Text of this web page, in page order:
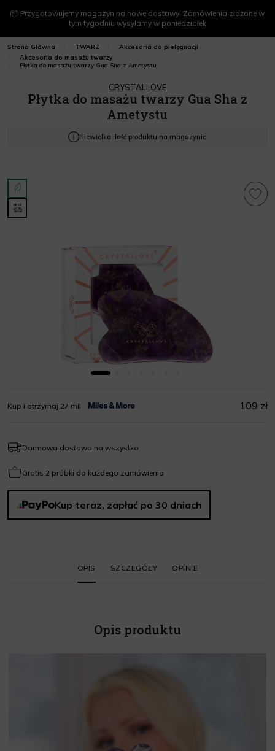
📦 Przygotowujemy magazyn na nowe dostawy! Zamówienia złożone w
tym tygodniu wysyłamy w poniedziałek
Strona Główna TWARZ
Akcesoria do pielęgnacji
Akcesoria do masażu twarzy
Płytka do masażu twarzy Gua Sha z Ametystu
CRYSTALLOVE
Płytka do masażu twarzy Gua Sha z
Ametystu
Niewielka ilość produktu na magazynie
Kup i otrzymaj 27 mil 109 zł
Darmowa dostawa na wszystko
Gratis 2 próbki do każdego zamówienia
Kup teraz, zapłać po 30 dniach
OPIS SZCZEGÓŁY OPINIE
Opis produktu